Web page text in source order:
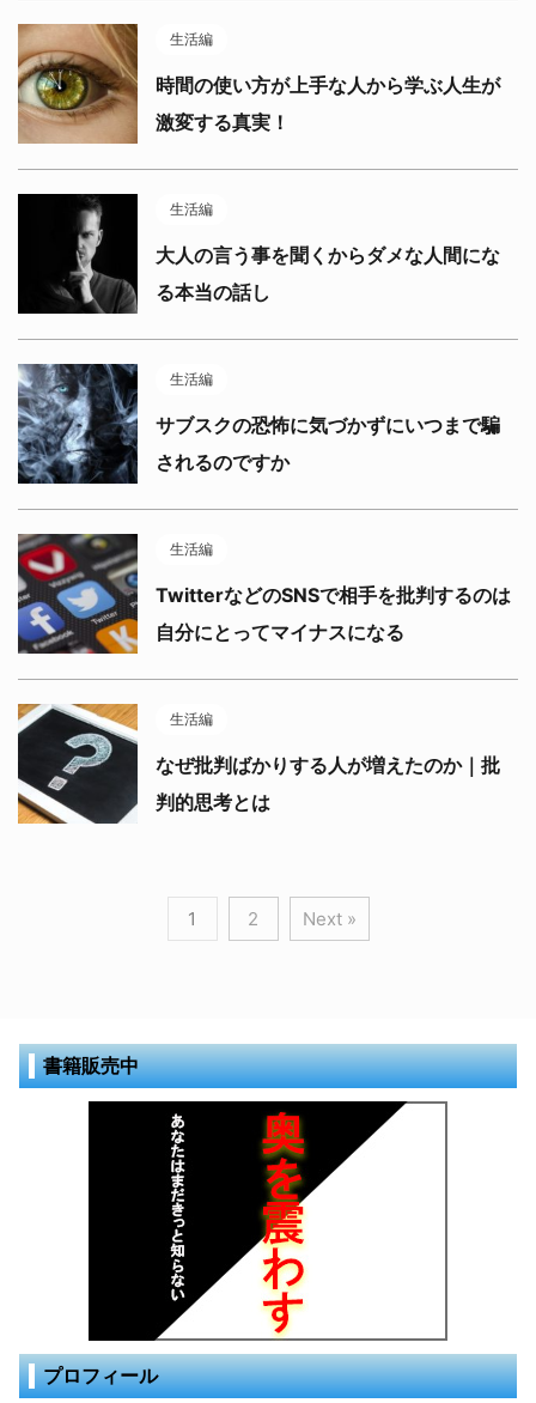
生活編
時間の使い方が上手な人から学ぶ人生が
激変する真実！
生活編
大人の言う事を聞くからダメな人間にな
る本当の話し
生活編
サブスクの恐怖に気づかずにいつまで騙
されるのですか
生活編
TwitterなどのSNSで相手を批判するのは
自分にとってマイナスになる
生活編
なぜ批判ばかりする人が増えたのか｜批
判的思考とは
1 2 Next »
書籍販売中
プロフィール